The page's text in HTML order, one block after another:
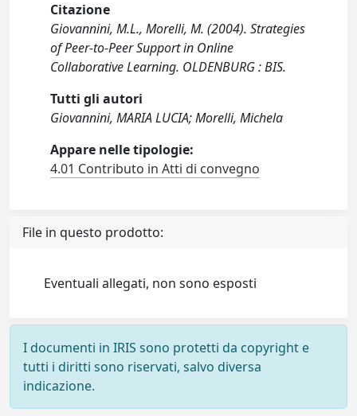
Citazione
Giovannini, M.L., Morelli, M. (2004). Strategies
of Peer-to-Peer Support in Online
Collaborative Learning. OLDENBURG : BIS.
Tutti gli autori
Giovannini, MARIA LUCIA; Morelli, Michela
Appare nelle tipologie:
4.01 Contributo in Atti di convegno
File in questo prodotto:
Eventuali allegati, non sono esposti
I documenti in IRIS sono protetti da copyright e
tutti i diritti sono riservati, salvo diversa
indicazione.